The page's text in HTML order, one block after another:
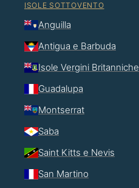
ISOLE SOTTOVENTO
Anguilla
Antigua e Barbuda
Isole Vergini Britanniche
Guadalupa
Montserrat
Saba
Saint Kitts e Nevis
San Martino